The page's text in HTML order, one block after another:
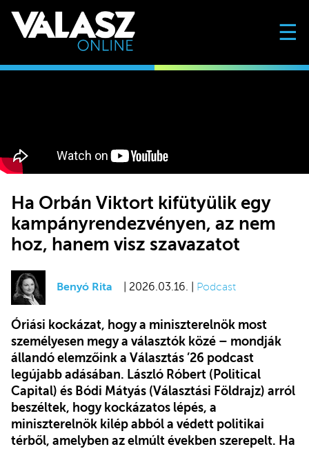
☰
Ha Orbán Viktort kifütyülik egy
kampányrendezvényen, az nem
hoz, hanem visz szavazatot
Benyó Rita | 2026.03.16. | Podcast
Óriási kockázat, hogy a miniszterelnök most
személyesen megy a választók közé – mondják
állandó elemzőink a Választás ’26 podcast
legújabb adásában. László Róbert (Political
Capital) és Bódi Mátyás (Választási Földrajz) arról
beszéltek, hogy kockázatos lépés, a
miniszterelnök kilép abból a védett politikai
térből, amelyben az elmúlt években szerepelt. Ha